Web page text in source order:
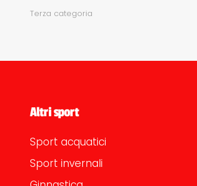
Terza categoria
Altri sport
Sport acquatici
Sport invernali